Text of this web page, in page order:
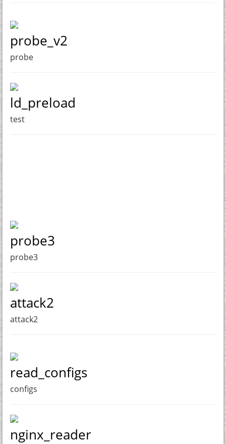
probe_v2
probe
ld_preload
test
probe3
probe3
attack2
attack2
read_configs
configs
nginx_reader